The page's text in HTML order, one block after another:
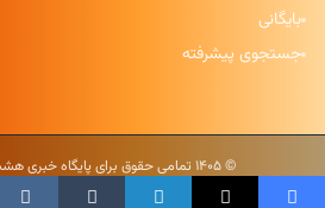
بایگانی
جستجوی پیشرفته
© ۱۴۰۵ تمامی حقوق برای پایگاه خبری هشت صبح محفوظ است.
حریم خصوصی|شرایط استفاده